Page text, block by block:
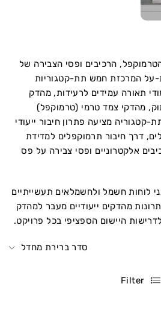
הרכיבים ופסי הצבירה של
על המרכזת חמש תת-קטגוריות
תאורה עמידים לרעידות, מהדק
מהדקי צמד טרמי (טרמוקפל)
קטגוריה מציעה פתרון חיבור ייעודי
דרך חיבור תרמוקפלים למדידת
אלקטרוניים ופסי צבירה על פס
לוחות חשמל ולחשמלאים תעשייתיים
מהדקים ייעודיים מעבר למהדק
היישום הספציפי בכל פרויקט.
סדר ברירת מחדל
Filter